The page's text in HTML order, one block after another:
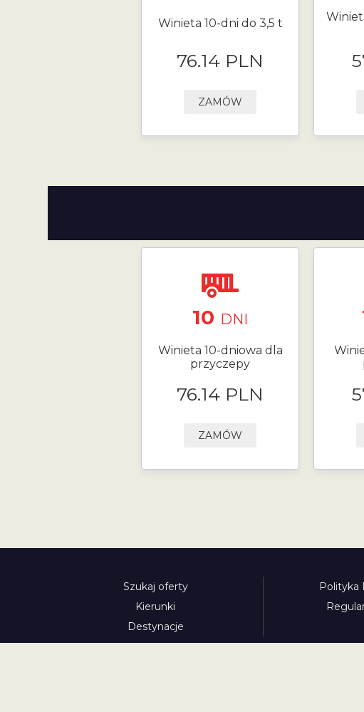
Winieta 10-dni do 3,5 t
76.14 PLN
ZAMÓW
10 DNI
Winieta 10-dniowa dla
przyczepy
76.14 PLN
ZAMÓW
Szukaj oferty
Kierunki
Destynacje
Polityka